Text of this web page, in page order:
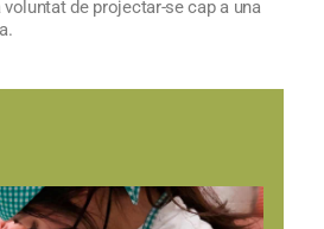
de projectar-se cap a una